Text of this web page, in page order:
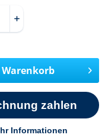
Warenkorb